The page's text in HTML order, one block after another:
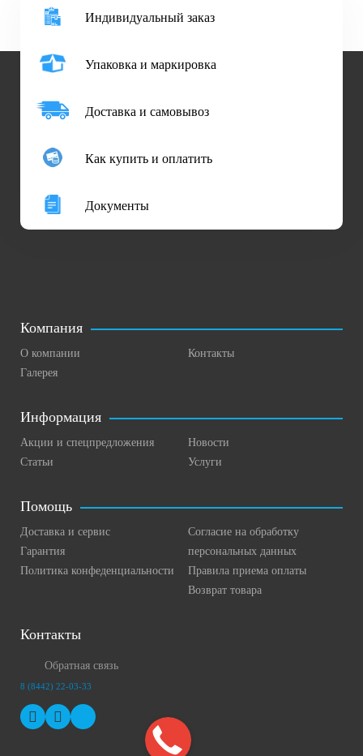
Индивидуальный заказ
Упаковка и маркировка
Доставка и самовывоз
Как купить и оплатить
Документы
Компания
О компании
Галерея
Контакты
Информация
Акции и спецпредложения
Статьи
Новости
Услуги
Помощь
Доставка и сервис
Гарантия
Политика конфеденциальности
Согласие на обработку
персональных данных
Правила приема оплаты
Возврат товара
Контакты
Обратная связь
8 (8442) 22-03-33